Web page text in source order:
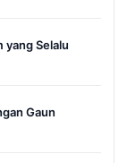
yang Selalu
Gaun